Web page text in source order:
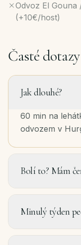
Odvoz El Gouna
(+10€/host)
Časté dotazy
Jak dlouhé?
60 min na
odvozem v
Bolí to? Mám
Minulý týden